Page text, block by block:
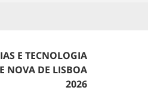
E TECNOLOGIA
NOVA DE LISBOA
2026